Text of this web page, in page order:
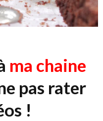
ma chaine
pas rater
!